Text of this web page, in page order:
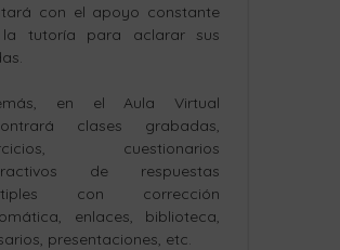
con el apoyo constante
tutoría para aclarar sus
en el Aula Virtual
clases grabadas,
cuestionarios
de respuestas
con corrección
enlaces, biblioteca,
presentaciones, etc.